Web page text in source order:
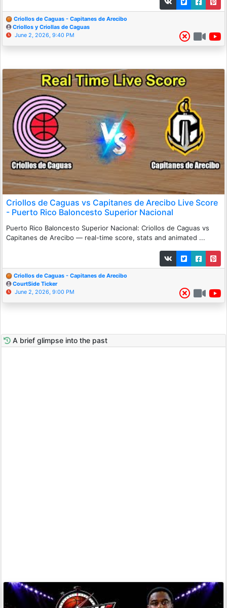
Criollos de Caguas - Capitanes de Arecibo
Criollos y Criollas de Caguas
June 2, 2026, 9:40 PM
Criollos de Caguas vs Capitanes de Arecibo Live Score
- Puerto Rico Baloncesto Superior Nacional
Puerto Rico Baloncesto Superior Nacional: Criollos de Caguas vs
Capitanes de Arecibo — real-time score, stats and animated ...
Criollos de Caguas - Capitanes de Arecibo
CourtSide Ticker
June 2, 2026, 9:00 PM
A brief glimpse into the past